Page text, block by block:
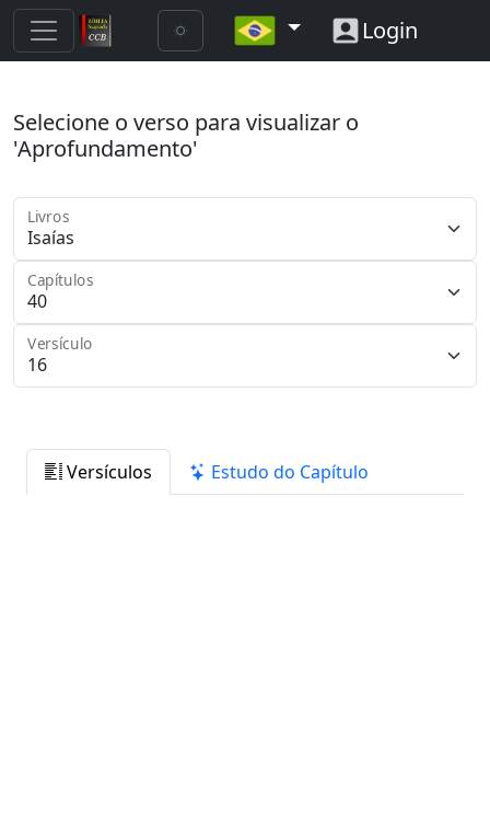
Login
Selecione o verso para visualizar o
'Aprofundamento'
Livros
Capítulos
Versículo
Versículos Estudo do Capítulo